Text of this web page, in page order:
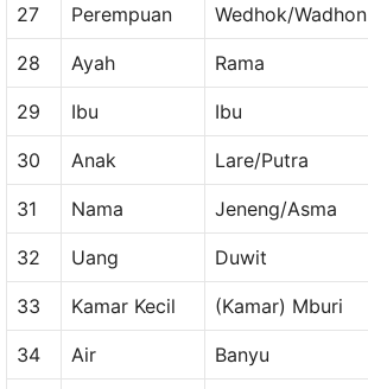
27 Perempuan Wedhok/Wadhon
28 Ayah Rama
29 Ibu Ibu
30 Anak Lare/Putra
31 Nama Jeneng/Asma
32 Uang Duwit
33 Kamar Kecil (Kamar) Mburi
34 Air Banyu